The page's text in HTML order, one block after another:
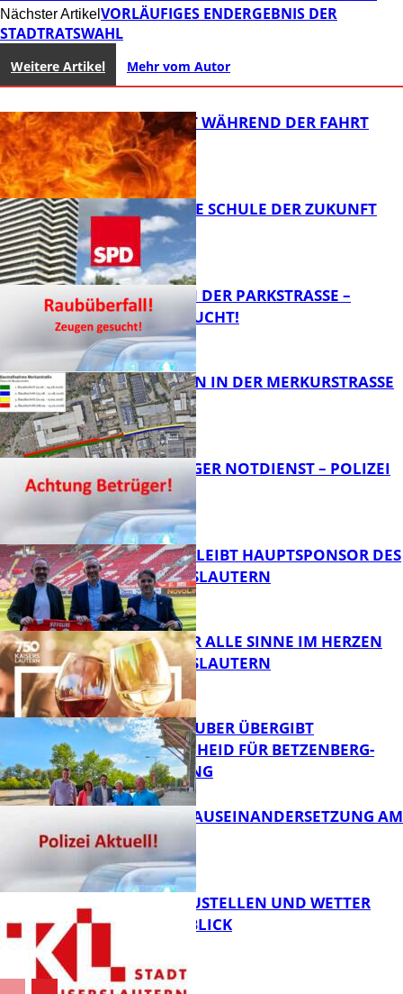
Nächster Artikel VORLÄUFIGES ENDERGEBNIS DER
STADTRATSWAHL
Weitere Artikel Mehr vom Autor
FB News
AUTO FÄNGT WÄHREND DER FAHRT
FEUER
WIE SIEHT DIE SCHULE DER ZUKUNFT
AUS?
FB News
ÜBERFALL IN DER PARKSTRASSE – Z
EUGEN GESUCHT!
BAUARBEITEN IN DER MERKURSTRASSE
FB News
FRAGWÜRDIGER NOTDIENST – POLIZEI
WARNT
FB News
NOVOLINE BLEIBT HAUPTSPONSOR DES
1. FC KAISERSLAUTERN
FB Kultur
GENÜSSE FÜR ALLE SINNE IM HERZEN
VON KAISERSLAUTERN
MINISTER TEUBER ÜBERGIBT
FÖRDERBESCHEID FÜR BETZENBERG-
ENTWICKLUNG
HANDFESTE AUSEINANDERSETZUNG AM
PFAFFPLATZ
PARKEN, BAUSTELLEN UND WETTER
DIGITAL IM BLICK